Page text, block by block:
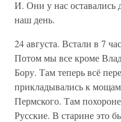
И. Они у нас оставались
наш день.
24 августа. Встали в 7
Потом мы все кроме
Бору. Там теперь всё
прикладывались к
Пермского. Там
Русские. В старине это